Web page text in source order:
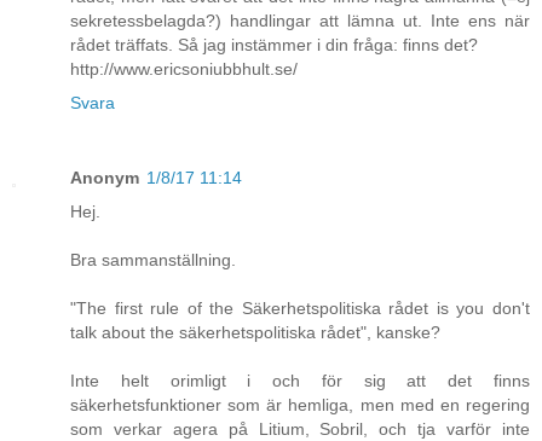
sekretessbelagda?) handlingar att lämna ut. Inte ens när
rådet träffats. Så jag instämmer i din fråga: finns det?
http://www.ericsoniubbhult.se/
Svara
Anonym 1/8/17 11:14
Hej.
Bra sammanställning.
"The first rule of the Säkerhetspolitiska rådet is you don't
talk about the säkerhetspolitiska rådet", kanske?
Inte helt orimligt i och för sig att det finns
säkerhetsfunktioner som är hemliga, men med en regering
som verkar agera på Litium, Sobril, och tja varför inte